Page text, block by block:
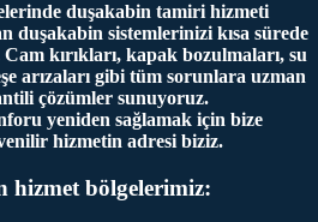
duşakabin tamiri hizmeti
duşakabin sistemlerinizi kısa sürede
kırıkları, kapak bozulmaları, su
arızaları gibi tüm sorunlara uzman
çözümler sunuyoruz.
yeniden sağlamak için bize
hizmetin adresi biziz.
hizmet bölgelerimiz: